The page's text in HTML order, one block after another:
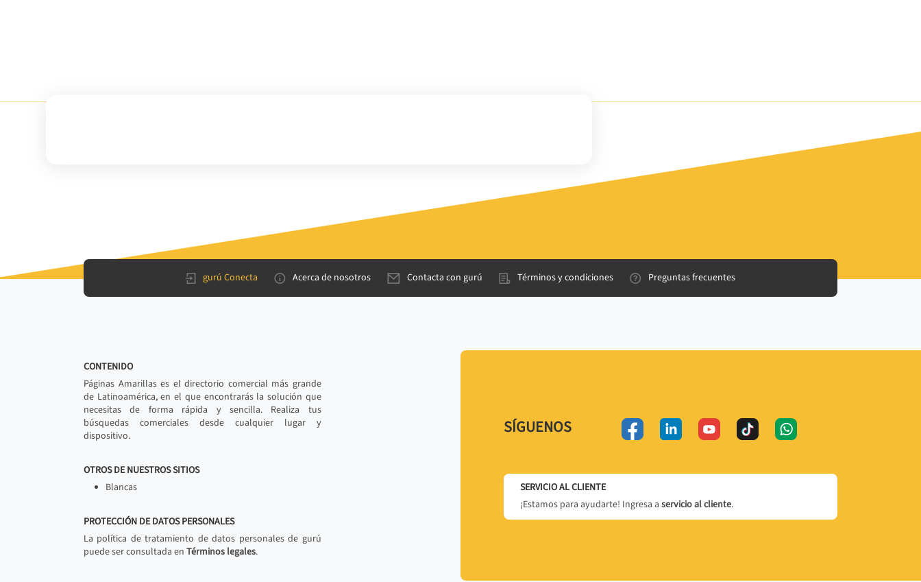
gurú Conecta Acerca de nosotros Contacta con gurú Términos y condiciones Preguntas frecuentes
CONTENIDO
Páginas Amarillas es el directorio comercial más grande
de Latinoamérica, en el que encontrarás la solución que
necesitas de forma rápida y sencilla. Realiza tus
búsquedas comerciales desde cualquier lugar y
dispositivo.
OTROS DE NUESTROS SITIOS
Blancas
PROTECCIÓN DE DATOS PERSONALES
La política de tratamiento de datos personales de gurú
puede ser consultada en Términos legales.
SÍGUENOS
SERVICIO AL CLIENTE
¡Estamos para ayudarte! Ingresa a servicio al cliente.